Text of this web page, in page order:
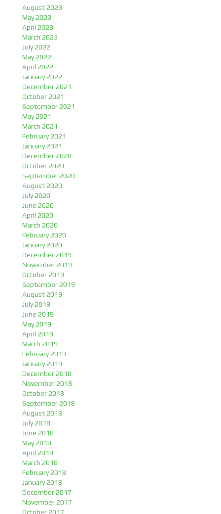
August 2023
May 2023
April 2023
March 2023
July 2022
May 2022
April 2022
January 2022
December 2021
October 2021
September 2021
May 2021
March 2021
February 2021
January 2021
December 2020
October 2020
September 2020
August 2020
July 2020
June 2020
April 2020
March 2020
February 2020
January 2020
December 2019
November 2019
October 2019
September 2019
August 2019
July 2019
June 2019
May 2019
April 2019
March 2019
February 2019
January 2019
December 2018
November 2018
October 2018
September 2018
August 2018
July 2018
June 2018
May 2018
April 2018
March 2018
February 2018
January 2018
December 2017
November 2017
October 2017